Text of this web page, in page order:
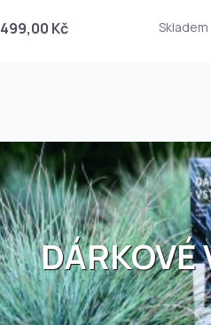
499,00 Kč Skladem
DÁRKOVÉ